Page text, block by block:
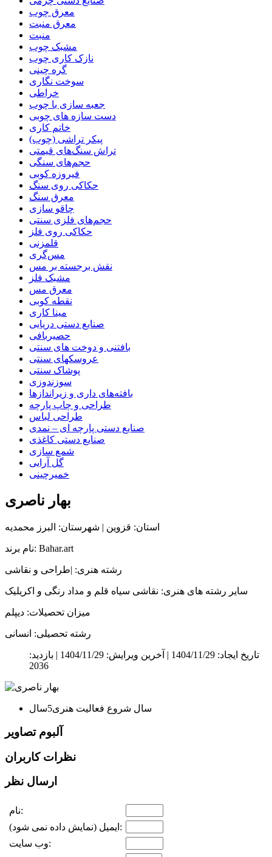
معرق چوب
معرق منبت
منبت
مشبک چوب
نازک کاری چوب
گره چینی
سوخت نگاری
خراطی
جعبه سازی با چوب
دست سازه های چوبی
خاتم کاری
پیکر تراشی (چوب)
تراش سنگ‌های قیمتی
حجم‌های سنگی
فیروزه کوبی
حکاکی روی سنگ
معرق سنگ
چاقو سازی
حجم‌های فلزی سنتی
حکاکی روی فلز
قلمزنی
مس‌گری
نقش برجسته بر مس
مشبک فلز
معرق مس
نقطه کوبی
مینا کاری
صنایع دستی دریایی
حصیربافی
بافتنی‌ و دوخت های سنتی
عروسکهای سنتی
پوشاک سنتی
سوزندوزی
بافته‌های داری و زیراندازها
طراحی و چاپ پارچه
طراحی لباس
صنایع دستی پارچه ای – نمدی
صنایع دستی کاغذی
شمع سازی
گل آرایی
خمیرچینی
بهار ناصری
استان: قزوین | شهرستان: البرز محمدیه
نام برند: Bahar.art
رشته هنری: |طراحی و نقاشی
سایر رشته های هنری: نقاشی سیاه قلم و مداد رنگی و اکریلیک
میزان تحصیلات: دیپلم
رشته تحصیلی: انسانی
تاریخ ایجاد: 1404/11/29 | آخرین ویرایش: 1404/11/29 |
بازدید:
2036
سال شروع فعالیت هنری5سال
آلبوم تصاویر
نظرات کاربران
ارسال نظر
نام:
ایمیل (نمایش داده نمی شود):
وب سایت: